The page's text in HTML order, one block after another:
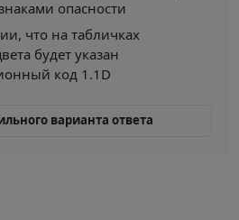
опасности
что на табличках
будет указан
код 1.1D
варианта ответа